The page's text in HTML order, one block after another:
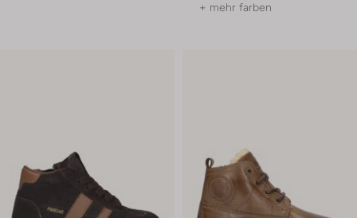
+ mehr farben